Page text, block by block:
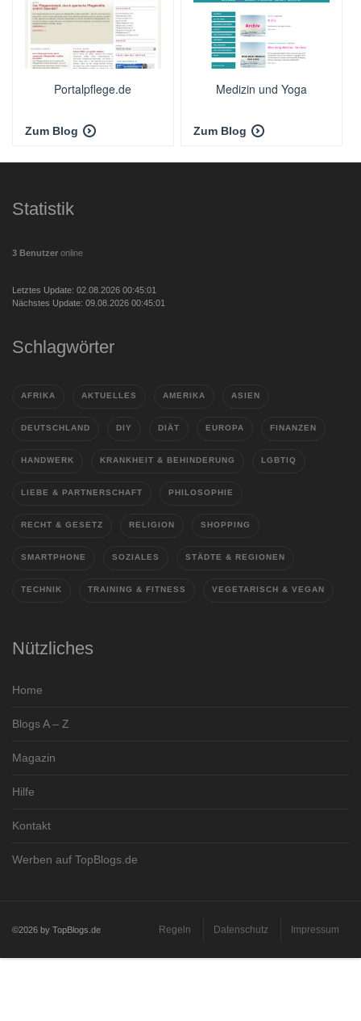
Portalpflege.de
Zum Blog
Medizin und Yoga
Zum Blog
Statistik
3 Benutzer online
Letztes Update: 02.08.2026 00:45:01
Nächstes Update: 09.08.2026 00:45:01
Schlagwörter
AFRIKA AKTUELLES AMERIKA ASIEN
DEUTSCHLAND DIY DIÄT EUROPA FINANZEN
HANDWERK KRANKHEIT & BEHINDERUNG LGBTIQ
LIEBE & PARTNERSCHAFT PHILOSOPHIE
RECHT & GESETZ RELIGION SHOPPING
SMARTPHONE SOZIALES STÄDTE & REGIONEN
TECHNIK TRAINING & FITNESS VEGETARISCH & VEGAN
Nützliches
Home
Blogs A – Z
Magazin
Hilfe
Kontakt
Werben auf TopBlogs.de
©2026 by TopBlogs.de Regeln Datenschutz Impressum